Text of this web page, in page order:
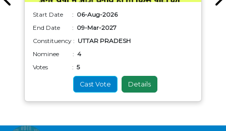
Start Date : 06-Aug-2026
End Date : 09-Mar-2027
Constituency : UTTAR PRADESH
Nominee : 4
Votes : 5
Cast Vote Details